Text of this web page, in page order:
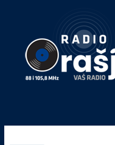
website!